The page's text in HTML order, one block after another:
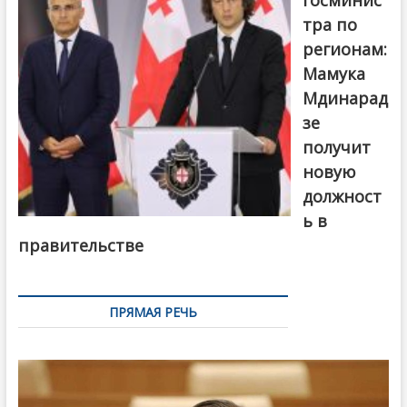
тра по
регионам:
Мамука
Мдинарад
зе
получит
новую
должност
ь в
правительстве
ПРЯМАЯ РЕЧЬ